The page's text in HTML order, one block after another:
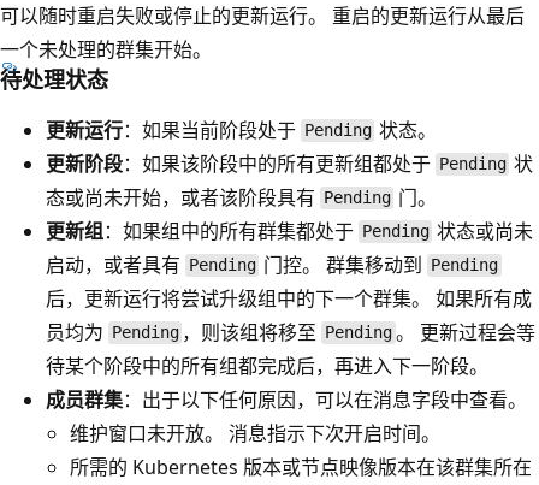
可以随时重启失败或停止的更新运行。 重启的更新运行从最后
一个未处理的群集开始。
待处理状态
更新运行：如果当前阶段处于 Pending 状态。
更新阶段：如果该阶段中的所有更新组都处于 Pending 状
态或尚未开始，或者该阶段具有 Pending 门。
更新组：如果组中的所有群集都处于 Pending 状态或尚未
启动，或者具有 Pending 门控。 群集移动到 Pending
后，更新运行将尝试升级组中的下一个群集。 如果所有成
员均为 Pending ，则该组将移至 Pending。 更新过程会等
待某个阶段中的所有组都完成后，再进入下一阶段。
成员群集：出于以下任何原因，可以在消息字段中查看。
维护窗口未开放。 消息指示下次开启时间。
所需的 Kubernetes 版本或节点映像版本在该群集所在